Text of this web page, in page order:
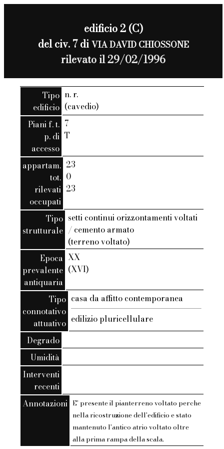
edificio 2 (C)
del civ. 7 diVIA DAVID CHIOSSONE
rilevato il 29/02/1996
Tipo
edificio
n. r.
(cavedio)
Piani f. t.
p. di
accesso
7
T
appartam.
tot.
rilevati
occupati
23
0
23
Tipo
strutturale
setti continui orizzontamenti voltati
/ cemento armato
(terreno voltato)
Epoca
prevalente
antiquaria
XX
(XVI)
Tipo
connotativo
attuativo
casa da affitto contemporanea
edilizio pluricellulare
Degrado
Umidità
Interventi
recenti
Annotazioni E' presente il pianterreno voltato perche
nella ricostruzione dell'edificio e stato
mantenuto l'antico atrio voltato oltre
alla prima rampa della scala.